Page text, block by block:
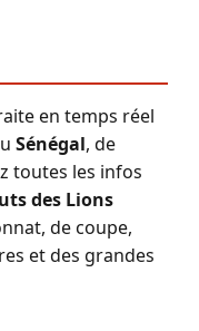
en temps réel
Sénégal, de
toutes les infos
des Lions
de coupe,
et des grandes